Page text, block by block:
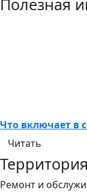
Полезная
Что включает в
Читать
Ремонт и